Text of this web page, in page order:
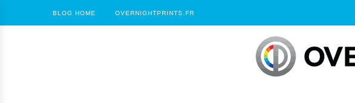
BLOG HOME OVERNIGHTPRINTS.FR